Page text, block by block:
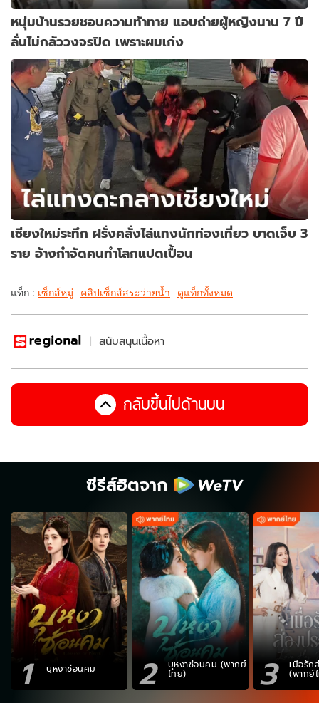
หนุ่มบ้านรวยชอบความท้าทาย แอบถ่ายผู้หญิงนาน 7 ปี
ลั่นไม่กลัววงจรปิด เพราะผมเก่ง
เชียงใหม่ระทึก ฝรั่งคลั่งไล่แทงนักท่องเที่ยว บาดเจ็บ 3
ราย อ้างกำจัดคนทำโลกแปดเปื้อน
แท็ก : เซ็กส์หมู่ คลิปเซ็กส์สระว่ายน้ำ ดูแท็กทั้งหมด
สนับสนุนเนื้อหา
กลับขึ้นไปด้านบน
ซีรีส์ฮิตจาก
1 บุหงาซ่อนคม 2 บุหงาซ่อนคม (พากย์
ไทย) 3 เมื่อรัก
(พากย์